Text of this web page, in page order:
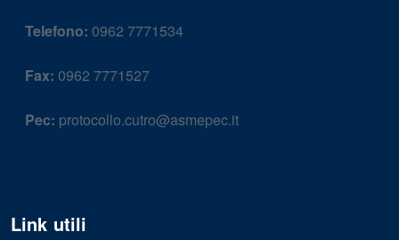
Telefono: 0962 7771534
Fax: 0962 7771527
Pec: protocollo.cutro@asmepec.it
Link utili